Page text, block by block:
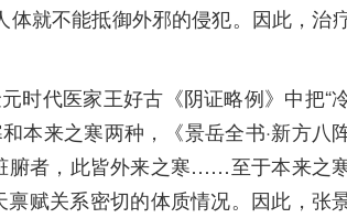
体就不能抵御外邪的侵犯。因此，治
代医家王好古《阴证略例》中把“
本来之寒两种，《景岳全书·新方八
腑者，此皆外来之寒……至于本来之
赋关系密切的体质情况。因此，张